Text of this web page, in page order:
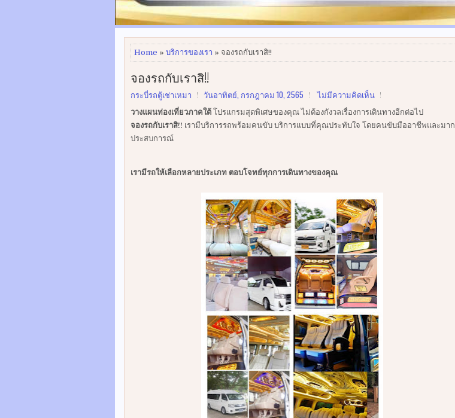
Home » บริการของเรา » จองรถกับเราสิ!!
จองรถกับเราสิ!!
กระบี่รถตู้เช่าเหมา วันอาทิตย์, กรกฎาคม 10, 2565 ไม่มีความคิดเห็น
วางแผนท่องเที่ยวภาคใต้ โปรแกรมสุดพิเศษของคุณ ไม่ต้องกังวลเรื่องการเดินทางอีกต่อไป
จองรถกับเราสิ!! เรามีบริการรถพร้อมคนขับ บริการแบบที่คุณประทับใจ โดยคนขับมืออาชีพและมาก
ประสบการณ์
เรามีรถให้เลือกหลายประเภท ตอบโจทย์ทุกการเดินทางของคุณ